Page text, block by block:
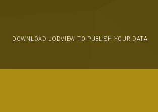
DOWNLOAD LODVIEW TO PUBLISH YOUR DATA